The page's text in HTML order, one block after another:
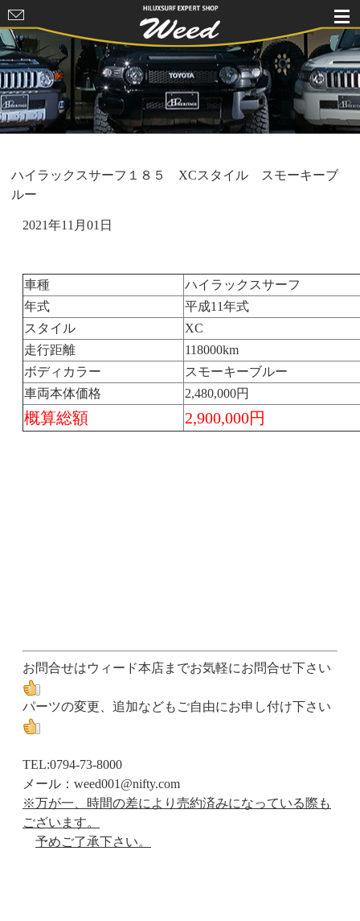
HILUXSURF
EXPERT
SHOP Weed
ハイラックスサーフ１８５ XCスタイル スモーキーブ
ルー
2021年11月01日
車種
ハイラックスサーフ
年式
平成11年式
スタイル
XC
走行距離
118000km
ボディカラー
スモーキーブルー
車両本体価格
2,480,000円
概算総額 2,900,000円
お問合せはウィード本店までお気軽にお問合せ下さい
パーツの変更、追加などもご自由にお申し付け下さい
TEL:0794-73-8000
メール：weed001@nifty.com
※万が一、時間の差により売約済みになっている際も
ございます。
予めご了承下さい。